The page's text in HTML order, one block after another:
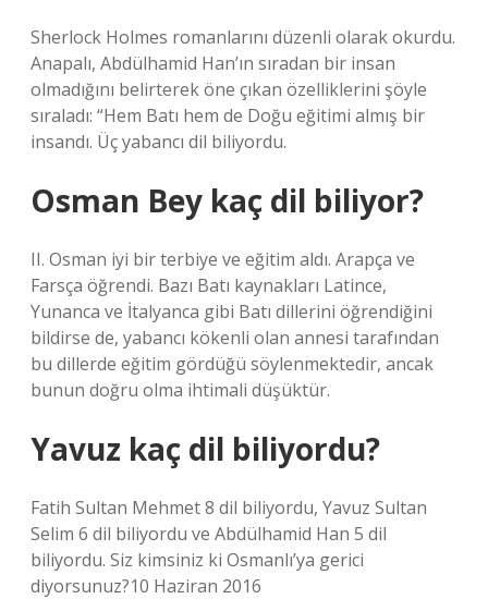
Sherlock Holmes romanlarını düzenli olarak okurdu.
Anapalı, Abdülhamid Han’ın sıradan bir insan
olmadığını belirterek öne çıkan özelliklerini şöyle
sıraladı: “Hem Batı hem de Doğu eğitimi almış bir
insandı. Üç yabancı dil biliyordu.
Osman Bey kaç dil biliyor?
II. Osman iyi bir terbiye ve eğitim aldı. Arapça ve
Farsça öğrendi. Bazı Batı kaynakları Latince,
Yunanca ve İtalyanca gibi Batı dillerini öğrendiğini
bildirse de, yabancı kökenli olan annesi tarafından
bu dillerde eğitim gördüğü söylenmektedir, ancak
bunun doğru olma ihtimali düşüktür.
Yavuz kaç dil biliyordu?
Fatih Sultan Mehmet 8 dil biliyordu, Yavuz Sultan
Selim 6 dil biliyordu ve Abdülhamid Han 5 dil
biliyordu. Siz kimsiniz ki Osmanlı’ya gerici
diyorsunuz?10 Haziran 2016